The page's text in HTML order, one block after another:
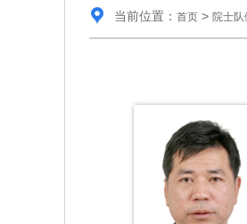
当前位置： 首页> 院士队